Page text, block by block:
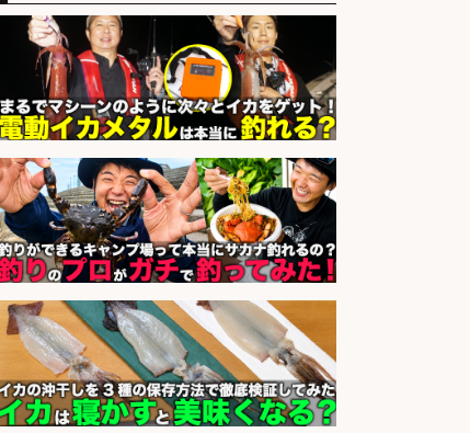
精肉・青果・鮮魚販売/「志布志
市」「時給1,150円〜」志布志市で
お魚のカットや商品の陳列業務/時
間選べる×未経験歓迎×残業少なめ/
鹿児島県/志布志市
会社名 株式会社ホットスタッフ鹿児島
sponsored by 求人ボックス
日払いOKで即日収入/製造スタッフ/
「広島市佐伯区」「時給1,200
円〜」広島市佐伯区周辺でお魚のパ
ック詰めや品出しスタッフ/週4日〜
OK×車通勤OK×未経験歓迎/広島県/
広島市佐伯区
会社名 株式会社ホットスタッフ五日市